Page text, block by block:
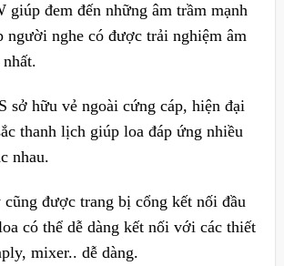
giúp đem đến những âm trầm mạnh
người nghe có được trải nghiệm âm
sở hữu vẻ ngoài cứng cáp, hiện đại
thanh lịch giúp loa đáp ứng nhiều
nhau.
được trang bị cổng kết nối đầu
có thể dễ dàng kết nối với các thiết
mixer.. dễ dàng.